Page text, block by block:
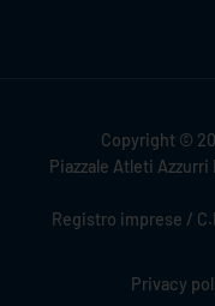
Copyright ©
Piazzale Atleti Azzurri
Registro imprese /
Privacy